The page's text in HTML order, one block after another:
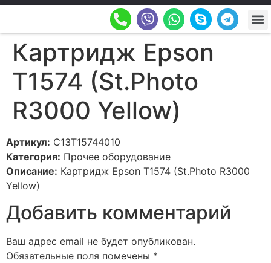
Картридж Epson
T1574 (St.Photo
R3000 Yellow)
Артикул: C13T15744010
Категория: Прочее оборудование
Описание: Картридж Epson T1574 (St.Photo R3000
Yellow)
Добавить комментарий
Ваш адрес email не будет опубликован.
Обязательные поля помечены *